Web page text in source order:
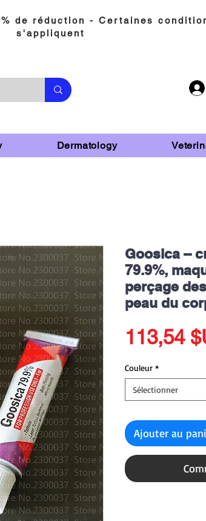
de réduction - Certaines
s'appliquent
Dermatology
Goosica –
79.9%,
perçage
peau du
113,54
Couleur *
Sélectionner
Ajouter au